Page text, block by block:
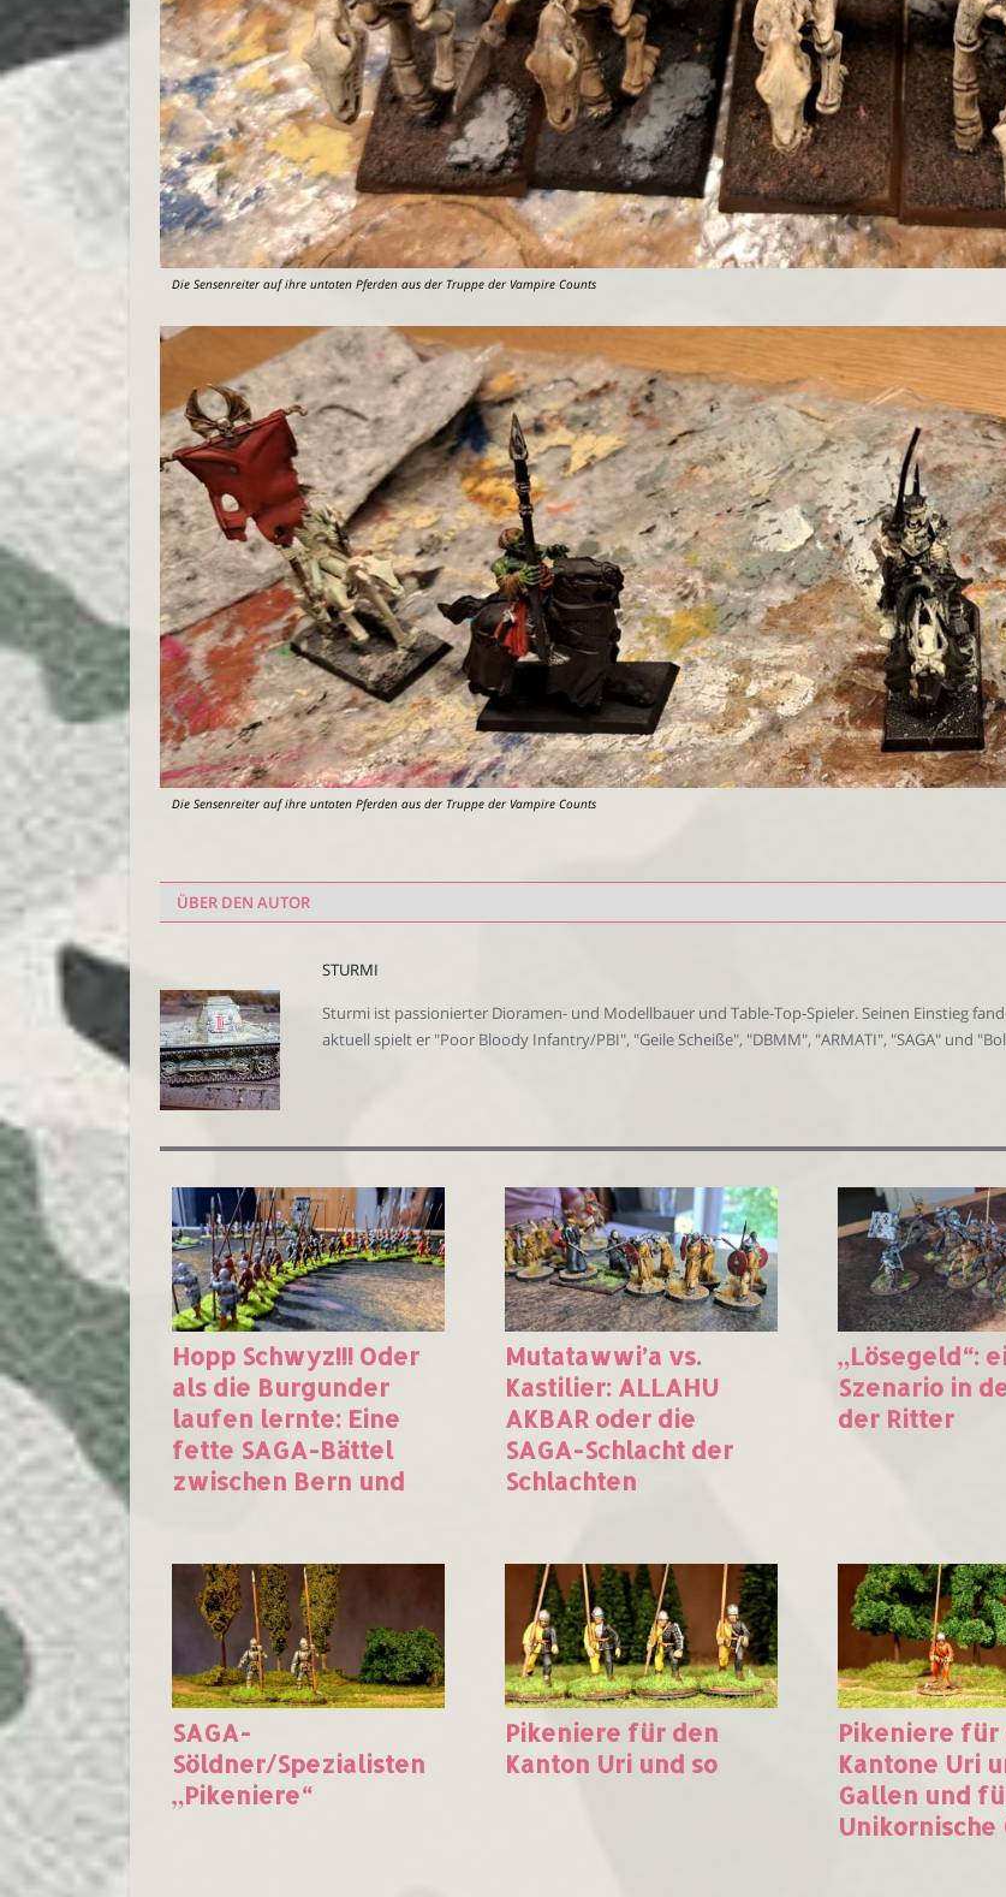
Die Sensenreiter auf ihre untoten Pferden aus der Truppe der Vampire Counts
Die Sensenreiter auf ihre untoten Pferden aus der Truppe der Vampire Counts
ÜBER DEN AUTOR
STURMI
Sturmi ist passionierter Dioramen- und Modellbauer und Table-Top-Spieler. Seinen Einstieg
aktuell spielt er "Poor Bloody Infantry/PBI", "Geile Scheiße", "DBMM", "ARMATI", "SAGA" und
Hopp Schwyz!!! Oder
als die Burgunder
laufen lernte: Eine
fette SAGA-Bättel
zwischen Bern und
Mutatawwi’a vs.
Kastilier: ALLAHU
AKBAR oder die
SAGA-Schlacht der
Schlachten
„Lösegeld“:
Szenario in
der Ritter
SAGA-
Söldner/Spezialisten
„Pikeniere“
Pikeniere für den
Kanton Uri und so
Pikeniere für
Kantone Uri
Gallen und
Unikornische